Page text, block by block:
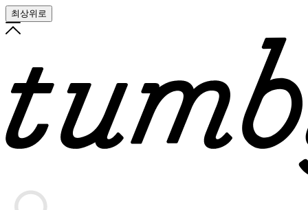
최상위로